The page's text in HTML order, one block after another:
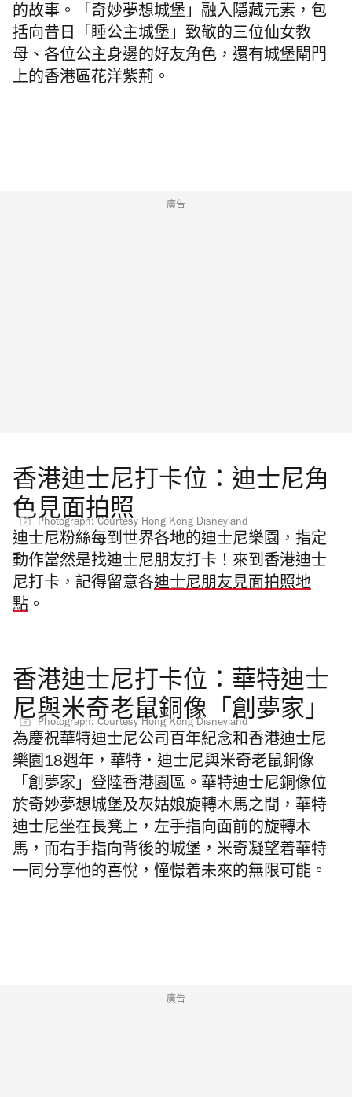
的故事。「奇妙夢想城堡」融入隱藏元素，包
括向昔日「睡公主城堡」致敬的三位仙女教
母、各位公主身邊的好友角色，還有城堡閘門
上的香港區花洋紫荊。
廣告
香港迪士尼打卡位：迪士尼角
色見面拍照
Photograph: Courtesy Hong Kong Disneyland
迪士尼粉絲每到世界各地的迪士尼樂園，指定
動作當然是找迪士尼朋友打卡！來到香港迪士
尼打卡，記得留意各迪士尼朋友見面拍照地
點 。
香港迪士尼打卡位：華特迪士
尼與米奇老鼠銅像「創夢家」
Photograph: Courtesy Hong Kong Disneyland
為慶祝華特迪士尼公司百年紀念和香港迪士尼
樂園18週年，華特・迪士尼與米奇老鼠銅像
「創夢家」登陸香港園區。華特迪士尼銅像位
於奇妙夢想城堡及灰姑娘旋轉木馬之間，華特
迪士尼坐在長凳上，左手指向面前的旋轉木
馬，而右手指向背後的城堡，米奇凝望着華特
一同分享他的喜悅，憧憬着未來的無限可能。
廣告